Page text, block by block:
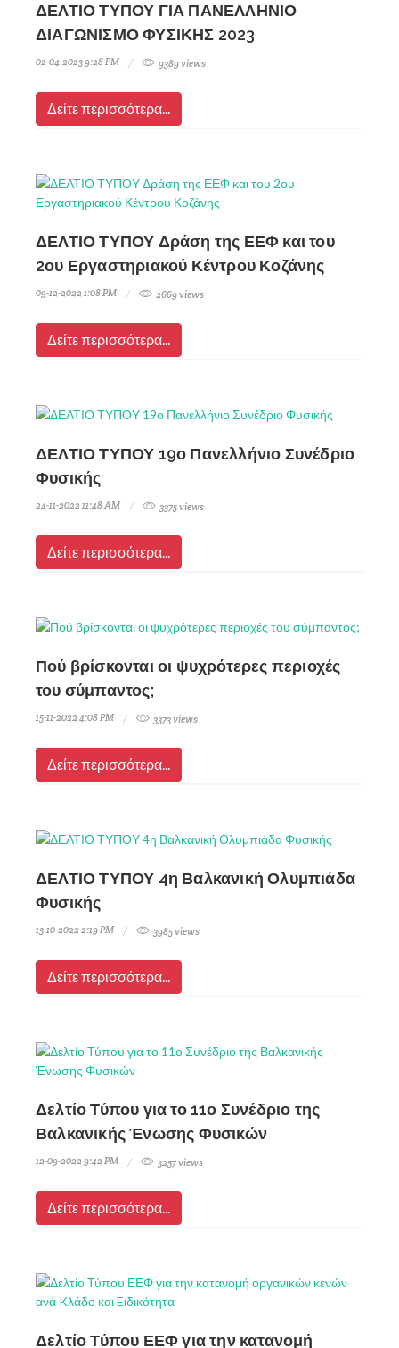
ΔΕΛΤΙΟ ΤΥΠΟΥ ΓΙΑ ΠΑΝΕΛΛΗΝΙΟ
ΔΙΑΓΩΝΙΣΜΟ ΦΥΣΙΚΗΣ 2023
02-04-2023 9:28 PM 9389 views
Δείτε περισσότερα...
ΔΕΛΤΙΟ ΤΥΠΟΥ Δράση της ΕΕΦ και του
2ου Εργαστηριακού Κέντρου Κοζάνης
09-12-2022 1:08 PM 2669 views
Δείτε περισσότερα...
ΔΕΛΤΙΟ ΤΥΠΟΥ 19ο Πανελλήνιο Συνέδριο
Φυσικής
24-11-2022 11:48 AM 3375 views
Δείτε περισσότερα...
Πού βρίσκονται οι ψυχρότερες περιοχές
του σύμπαντος;
15-11-2022 4:08 PM 3373 views
Δείτε περισσότερα...
ΔΕΛΤΙΟ ΤΥΠΟΥ 4η Βαλκανική Ολυμπιάδα
Φυσικής
13-10-2022 2:19 PM 3985 views
Δείτε περισσότερα...
Δελτίο Τύπου για το 11ο Συνέδριο της
Βαλκανικής Ένωσης Φυσικών
12-09-2022 9:42 PM 3257 views
Δείτε περισσότερα...
Δελτίο Τύπου ΕΕΦ για την κατανομή